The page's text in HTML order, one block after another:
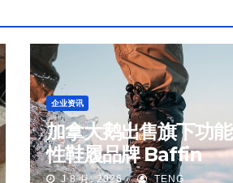
企业资讯
加拿大鹅出售旗下功能
性鞋履品牌 Baffin
J 8 月, 2026 TENG